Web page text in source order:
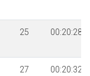
25 00:20:28
27 00:20:32